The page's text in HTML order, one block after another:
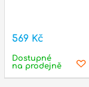
569 Kč
Dostupné
na prodejně